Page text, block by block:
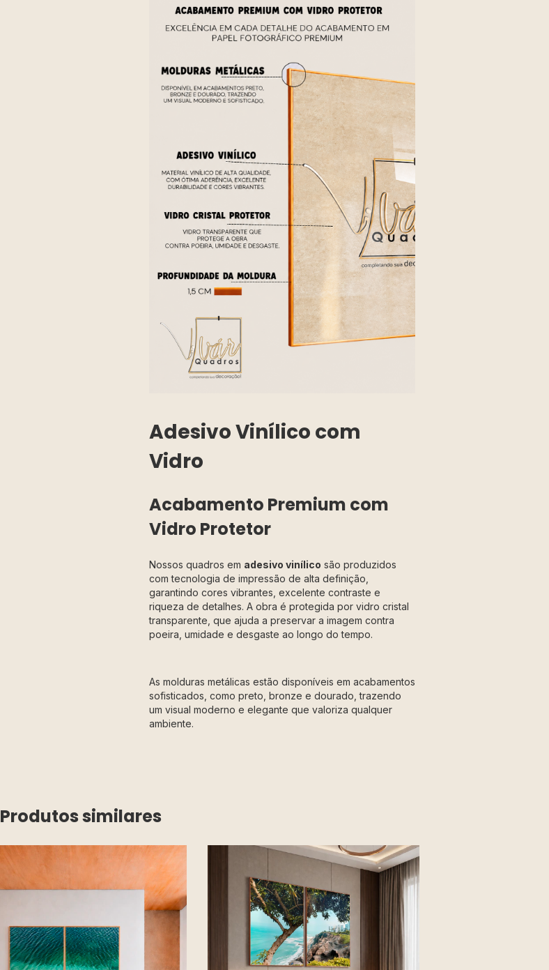
Adesivo Vinílico com
Vidro
Acabamento Premium com
Vidro Protetor
Nossos quadros em adesivo vinílico são produzidos
com tecnologia de impressão de alta definição,
garantindo cores vibrantes, excelente contraste e
riqueza de detalhes. A obra é protegida por vidro cristal
transparente, que ajuda a preservar a imagem contra
poeira, umidade e desgaste ao longo do tempo.
As molduras metálicas estão disponíveis em acabamentos
sofisticados, como preto, bronze e dourado, trazendo
um visual moderno e elegante que valoriza qualquer
ambiente.
Produtos similares